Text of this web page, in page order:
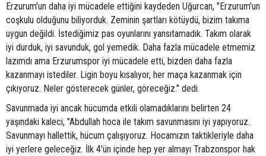
Erzurum'un daha iyi mücadele ettiğini kaydeden Uğurcan, "Erzurum'un
coşkulu olduğunu biliyorduk. Zeminin şartları kötüydü, bizim takıma
uygun değildi. İstediğimiz pas oyunlarını yansıtamadık. Takım olarak
iyi durduk, iyi savunduk, gol yemedik. Daha fazla mücadele etmemiz
lazımdı ama Erzurumspor iyi mücadele etti, bizden daha fazla
kazanmayı istediler. Ligin boyu kısalıyor, her maça kazanmak için
çıkıyoruz. Neler gösterecek günler, göreceğiz." dedi.
Savunmada iyi ancak hücumda etkili olamadıklarını belirten 24
yaşındaki kaleci, "Abdullah hoca ile takım savunmasını iyi yapıyoruz.
Savunmayı hallettik, hücum çalışıyoruz. Hocamızın taktikleriyle daha
iyi yerlere geleceğiz. İlk 4'ün içinde hep yer almayı Trabzonspor hak